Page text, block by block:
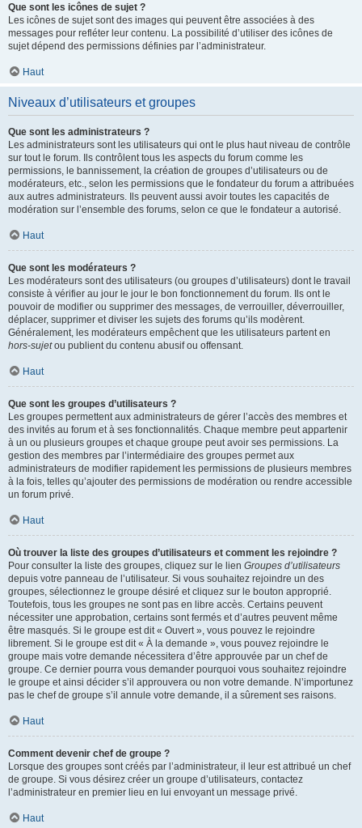
Que sont les icônes de sujet ?
Les icônes de sujet sont des images qui peuvent être associées à des
messages pour refléter leur contenu. La possibilité d’utiliser des icônes de
sujet dépend des permissions définies par l’administrateur.
Haut
Niveaux d’utilisateurs et groupes
Que sont les administrateurs ?
Les administrateurs sont les utilisateurs qui ont le plus haut niveau de contrôle
sur tout le forum. Ils contrôlent tous les aspects du forum comme les
permissions, le bannissement, la création de groupes d’utilisateurs ou de
modérateurs, etc., selon les permissions que le fondateur du forum a attribuées
aux autres administrateurs. Ils peuvent aussi avoir toutes les capacités de
modération sur l’ensemble des forums, selon ce que le fondateur a autorisé.
Haut
Que sont les modérateurs ?
Les modérateurs sont des utilisateurs (ou groupes d’utilisateurs) dont le travail
consiste à vérifier au jour le jour le bon fonctionnement du forum. Ils ont le
pouvoir de modifier ou supprimer des messages, de verrouiller, déverrouiller,
déplacer, supprimer et diviser les sujets des forums qu’ils modèrent.
Généralement, les modérateurs empêchent que les utilisateurs partent en
hors-sujetou publient du contenu abusif ou offensant.
Haut
Que sont les groupes d’utilisateurs ?
Les groupes permettent aux administrateurs de gérer l’accès des membres et
des invités au forum et à ses fonctionnalités. Chaque membre peut appartenir
à un ou plusieurs groupes et chaque groupe peut avoir ses permissions. La
gestion des membres par l’intermédiaire des groupes permet aux
administrateurs de modifier rapidement les permissions de plusieurs membres
à la fois, telles qu’ajouter des permissions de modération ou rendre accessible
un forum privé.
Haut
Où trouver la liste des groupes d’utilisateurs et comment les rejoindre ?
Pour consulter la liste des groupes, cliquez sur le lien Groupes d’utilisateurs
depuis votre panneau de l’utilisateur. Si vous souhaitez rejoindre un des
groupes, sélectionnez le groupe désiré et cliquez sur le bouton approprié.
Toutefois, tous les groupes ne sont pas en libre accès. Certains peuvent
nécessiter une approbation, certains sont fermés et d’autres peuvent même
être masqués. Si le groupe est dit « Ouvert », vous pouvez le rejoindre
librement. Si le groupe est dit « À la demande », vous pouvez rejoindre le
groupe mais votre demande nécessitera d’être approuvée par un chef de
groupe. Ce dernier pourra vous demander pourquoi vous souhaitez rejoindre
le groupe et ainsi décider s’il approuvera ou non votre demande. N’importunez
pas le chef de groupe s’il annule votre demande, il a sûrement ses raisons.
Haut
Comment devenir chef de groupe ?
Lorsque des groupes sont créés par l’administrateur, il leur est attribué un chef
de groupe. Si vous désirez créer un groupe d’utilisateurs, contactez
l’administrateur en premier lieu en lui envoyant un message privé.
Haut